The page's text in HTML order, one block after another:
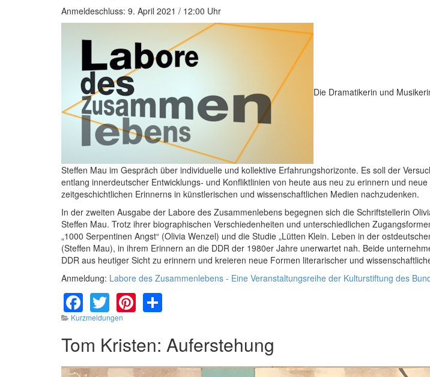
Anmeldeschluss: 9. April 2021 / 12:00 Uhr
Die Dramatikerin und
Steffen Mau im Gespräch über individuelle und kollektive Erfahrungshorizonte. Es soll der
entlang innerdeutscher Entwicklungs- und Konfliktlinien von heute aus neu zu erinnern und
zeitgeschichtlichen Erinnerns in künstlerischen und wissenschaftlichen Medien nachzudenken.
In der zweiten Ausgabe der Labore des Zusammenlebens begegnen sich die Schriftstellerin
Steffen Mau. Trotz ihrer biographischen Verschiedenheiten und unterschiedlichen
„1000 Serpentinen Angst“ (Olivia Wenzel) und die Studie „Lütten Klein. Leben in der
(Steffen Mau), in ihrem Erinnern an die DDR der 1980er Jahre unerwartet nah. Beide
DDR aus heutiger Sicht zu erinnern und kreieren neue Formen literarischer und
Anmeldung: Labore des Zusammenlebens - Eine Veranstaltungsreihe der Kulturstiftung des
Facebook
TwitterPinterest
Kurzmeldungen
Tom Kristen: Auferstehung